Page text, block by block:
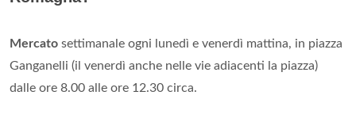
Mercato settimanale ogni lunedì e venerdì mattina, in piazza
Ganganelli (il venerdì anche nelle vie adiacenti la piazza)
dalle ore 8.00 alle ore 12.30 circa.